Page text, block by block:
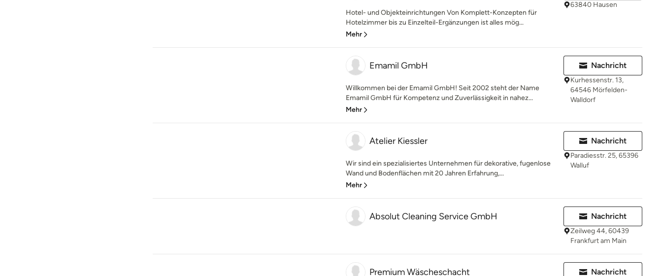
Hotel- und Objekteinrichtungen Von Komplett-Konzepten für
Hotelzimmer bis zu Einzelteil-Ergänzungen ist alles mög...
Mehr
63840 Hausen
Emamil GmbH
Willkommen bei der Emamil GmbH! Seit 2002 steht der Name
Emamil GmbH für Kompetenz und Zuverlässigkeit in nahez...
Mehr
Nachricht
Kurhessenstr. 13,
64546 Mörfelden-
Walldorf
Atelier Kiessler
Wir sind ein spezialisiertes Unternehmen für dekorative, fugenlose
Wand und Bodenflächen mit 20 Jahren Erfahrung,...
Mehr
Nachricht
Paradiesstr. 25, 65396
Walluf
Absolut Cleaning Service GmbH Nachricht
Zeilweg 44, 60439
Frankfurt am Main
Premium Wäscheschacht Nachricht